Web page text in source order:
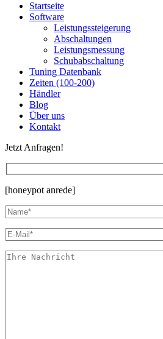
Startseite
Software
Leistungssteigerung
Abschaltungen
Leistungsmessung
Schubabschaltung
Tuning Datenbank
Zeiten (100-200)
Händler
Blog
Über uns
Kontakt
Jetzt Anfragen!
[honeypot anrede]